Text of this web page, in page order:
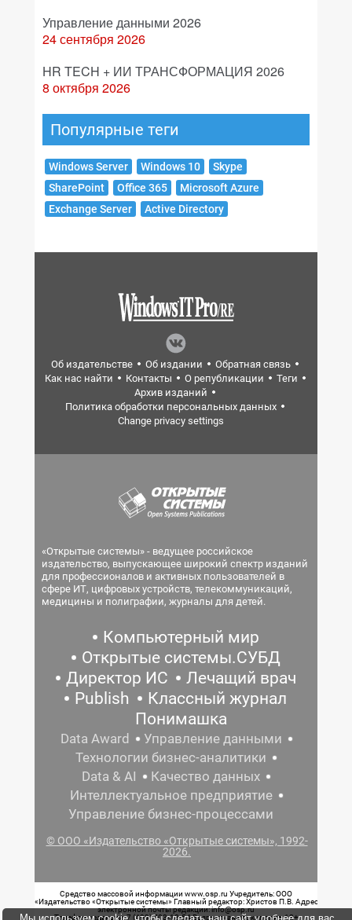
Управление данными 2026
24 сентября 2026
HR TECH + ИИ ТРАНСФОРМАЦИЯ 2026
8 октября 2026
Популярные теги
Windows Server Windows 10
Skype
SharePoint
Office 365
Microsoft Azure
Exchange Server
Active Directory
Об издательстве Об издании
Обратная связь
Как нас найти
Контакты О републикации
Теги
Архив изданий
Политика обработки персональных данных
Change privacy settings
«Открытые системы» - ведущее российское
издательство, выпускающее широкий спектр изданий
для профессионалов и активных пользователей в
сфере ИТ, цифровых устройств, телекоммуникаций,
медицины и полиграфии, журналы для детей.
Компьютерный мир
Открытые системы.СУБД
Директор ИС
Лечащий врач
Publish
Классный журнал
Понимашка
Data Award
Управление данными
Технологии бизнес-аналитики
Data & AI
Качество данных
Интеллектуальное предприятие
Управление бизнес-процессами
© ООО «Издательство «Открытые системы», 1992-
2026.
Средство массовой информации www.osp.ru Учредитель: ООО
«Издательство «Открытые системы» Главный редактор: Христов П.В. Адрес
электронной почты редакции: info@osp.ru
Телефон редакции: 7 (499) 703-18-54 Возрастная маркировка: 12+